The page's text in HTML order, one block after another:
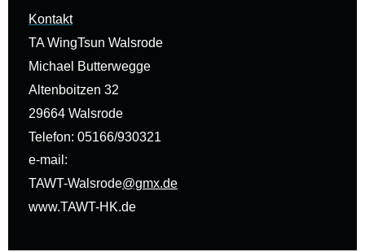
Kontakt
TA WingTsun Walsrode
Michael Butterwegge
Altenboitzen 32
29664 Walsrode
Telefon: 05166/930321
e-mail:
TAWT-Walsrode@gmx.de
www.TAWT-HK.de